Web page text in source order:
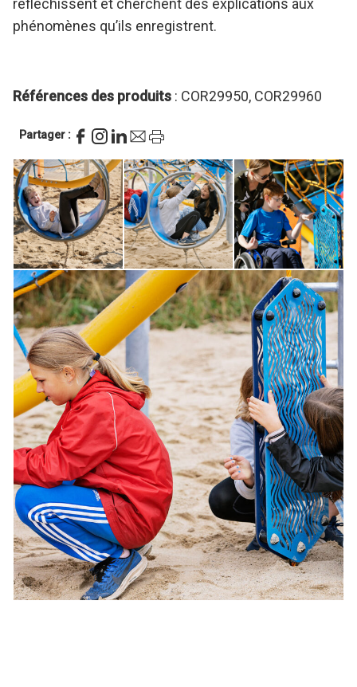
réfléchissent et cherchent des explications aux
phénomènes qu’ils enregistrent.
Références des produits : COR29950, COR29960
Partager :